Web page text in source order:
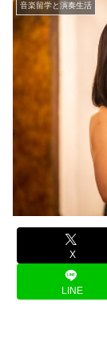
音楽留学と演奏生活
X
LINE